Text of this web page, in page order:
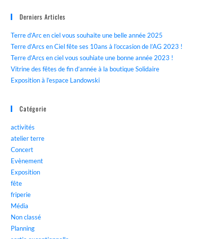
Derniers Articles
Terre d’Arc en ciel vous souhaite une belle année 2025
Terre d’Arcs en Ciel fête ses 10ans à l’occasion de l’AG 2023 !
Terre d’Arcs en ciel vous souhiate une bonne année 2023 !
Vitrine des fêtes de fin d’année à la boutique Solidaire
Exposition à l’espace Landowski
Catégorie
activités
atelier terre
Concert
Evènement
Exposition
fête
friperie
Média
Non classé
Planning